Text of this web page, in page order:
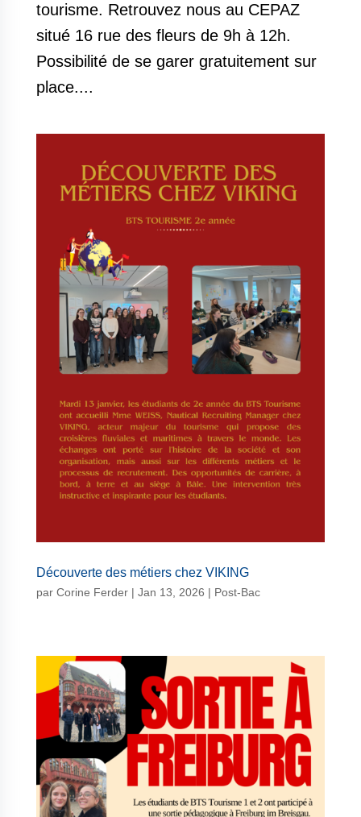
tourisme. Retrouvez nous au CEPAZ
situé 16 rue des fleurs de 9h à 12h.
Possibilité de se garer gratuitement sur
place....
Découverte des métiers chez VIKING
par Corine Ferder| Jan 13, 2026 | Post-Bac